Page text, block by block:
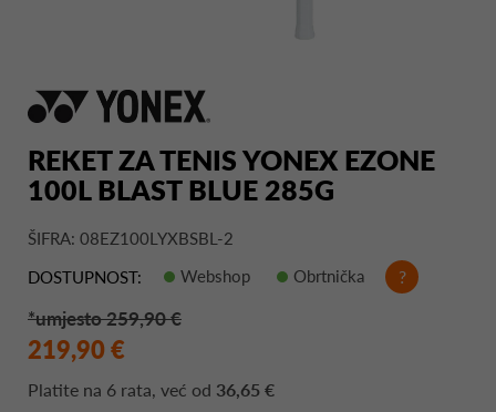
REKET ZA TENIS YONEX EZONE
100L BLAST BLUE 285G
ŠIFRA: 08EZ100LYXBSBL-2
DOSTUPNOST:
Webshop Obrtnička ?
*umjesto 259,90 €
219,90 €
Platite na 6 rata, već od 36,65 €